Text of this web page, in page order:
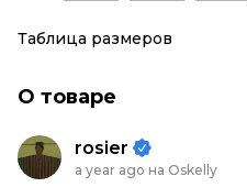
Таблица размеров
О товаре
rosier
a year ago на Oskelly